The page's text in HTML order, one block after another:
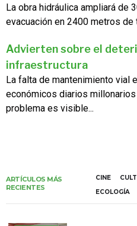
La obra hidráulica ampliará de
evacuación en 2400 metros de
Advierten sobre el
infraestructura
La falta de mantenimiento vial
económicos diarios
problema es visible...
ARTÍCULOS MÁS
RECIENTES
CINE
ECOLOGÍA